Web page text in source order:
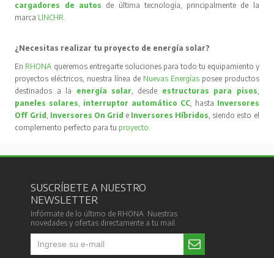
cargadores de autos de última tecnología, principalmente de la
marca LINCHR.
¿Necesitas realizar tu proyecto de energía solar?
En RHONA queremos entregarte soluciones para todo tu equipamiento y
proyectos eléctricos, nuestra línea de Nuevas Energíasposee productos
destinados a la energía solar, desde estructuras para pisos,
paneles solares, interruptor automático CC, hasta Inversores
Off Grid, Inversores On Grid e Inversores Híbridos, siendo esto el
complemento perfecto para tu proyecto.
SUSCRÍBETE A NUESTRO
NEWSLETTER
Infórmate de lo último de RHONA. Nuestras
novedades y ofertas directamente a tu mail.